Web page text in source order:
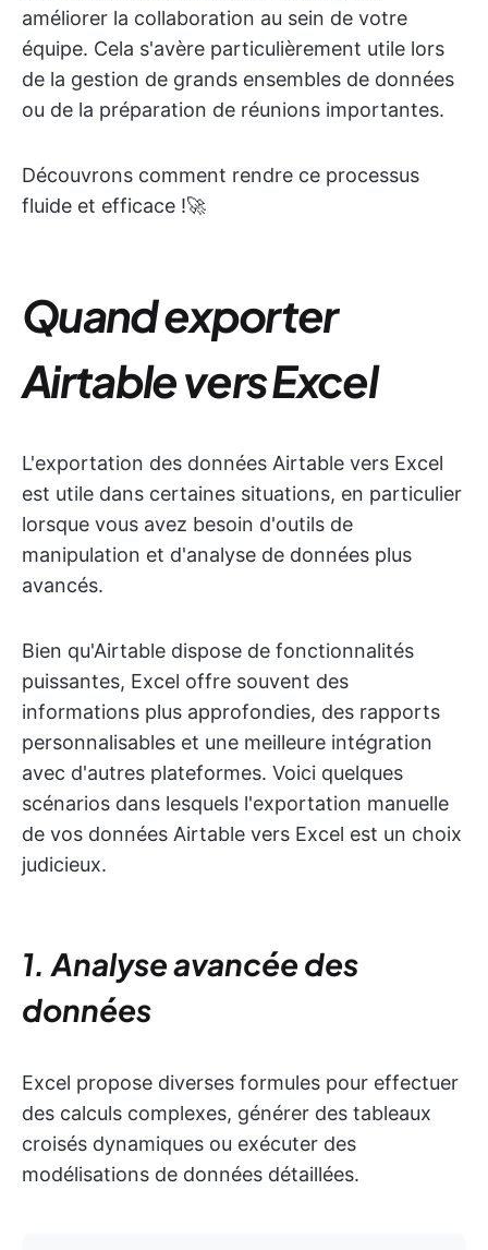
améliorer la collaboration au sein de votre
équipe. Cela s'avère particulièrement utile lors
de la gestion de grands ensembles de données
ou de la préparation de réunions importantes.
Découvrons comment rendre ce processus
fluide et efficace !🚀
Quand exporter
Airtable vers Excel
L'exportation des données Airtable vers Excel
est utile dans certaines situations, en particulier
lorsque vous avez besoin d'outils de
manipulation et d'analyse de données plus
avancés.
Bien qu'Airtable dispose de fonctionnalités
puissantes, Excel offre souvent des
informations plus approfondies, des rapports
personnalisables et une meilleure intégration
avec d'autres plateformes. Voici quelques
scénarios dans lesquels l'exportation manuelle
de vos données Airtable vers Excel est un choix
judicieux.
1. Analyse avancée des
données
Excel propose diverses formules pour effectuer
des calculs complexes, générer des tableaux
croisés dynamiques ou exécuter des
modélisations de données détaillées.